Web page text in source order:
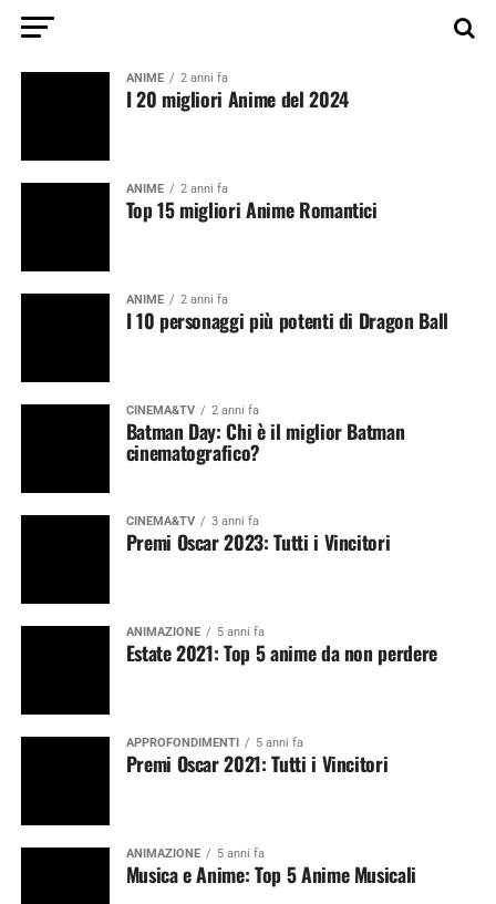
ANIME 2 anni fa
I 20 migliori Anime del 2024
ANIME 2 anni fa
Top 15 migliori Anime Romantici
ANIME 2 anni fa
I 10 personaggi più potenti di Dragon Ball
CINEMA&TV 2 anni fa
Batman Day: Chi è il miglior Batman
cinematografico?
CINEMA&TV 3 anni fa
Premi Oscar 2023: Tutti i Vincitori
ANIMAZIONE 5 anni fa
Estate 2021: Top 5 anime da non perdere
APPROFONDIMENTI 5 anni fa
Premi Oscar 2021: Tutti i Vincitori
ANIMAZIONE 5 anni fa
Musica e Anime: Top 5 Anime Musicali